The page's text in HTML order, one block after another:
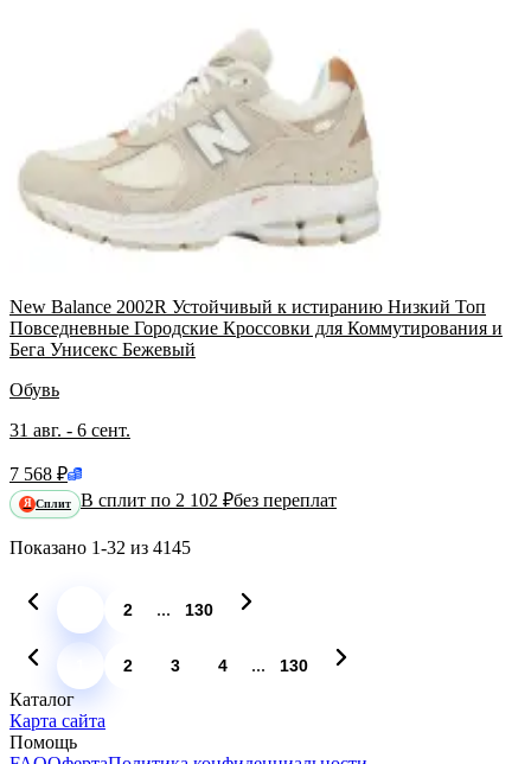
New Balance 2002R Устойчивый к истиранию Низкий Топ
Повседневные Городские Кроссовки для Коммутирования и
Бега Унисекс Бежевый
Обувь
31 авг. - 6 сент.
7 568 ₽
Я Сплит В сплит по 2 102 ₽без переплат
Показано 1-32 из 4145
2 ... 130
2 3 4 ... 130
Каталог
Карта сайта
Помощь